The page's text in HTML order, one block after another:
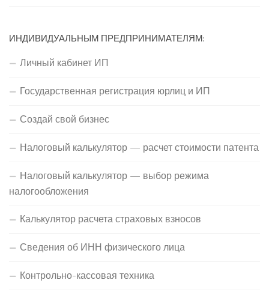
ИНДИВИДУАЛЬНЫМ ПРЕДПРИНИМАТЕЛЯМ:
Личный кабинет ИП
Государственная регистрация юрлиц и ИП
Создай свой бизнес
Налоговый калькулятор — расчет стоимости патента
Налоговый калькулятор — выбор режима
налогообложения
Калькулятор расчета страховых взносов
Сведения об ИНН физического лица
Контрольно-кассовая техника